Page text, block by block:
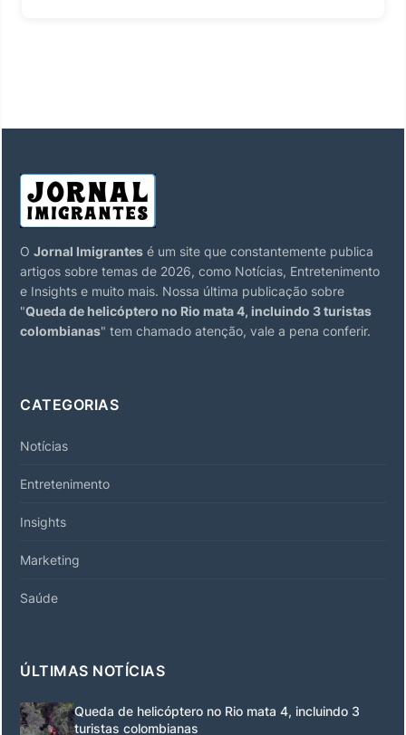
O Jornal Imigrantes é um site que constantemente publica
artigos sobre temas de 2026, como Notícias, Entretenimento
e Insights e muito mais. Nossa última publicação sobre
"Queda de helicóptero no Rio mata 4, incluindo 3 turistas
colombianas" tem chamado atenção, vale a pena conferir.
CATEGORIAS
Notícias
Entretenimento
Insights
Marketing
Saúde
ÚLTIMAS NOTÍCIAS
Queda de helicóptero no Rio mata 4, incluindo 3
turistas colombianas